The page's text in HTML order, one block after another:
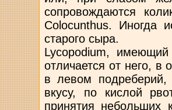
сопровождаются
Colocunthus. Иногда
старого сыра.
Lycopodium, имеющий
отличается от него, в
в левом подреберий,
вкусу, по кислой
принятия небольших